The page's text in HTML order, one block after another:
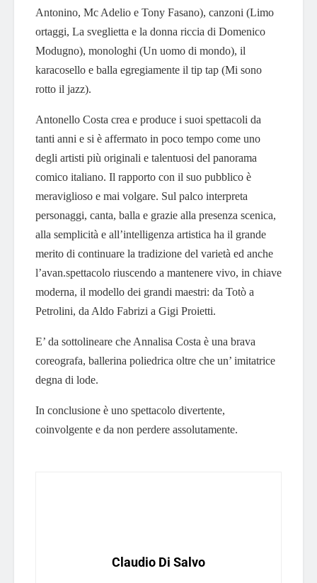
Antonino, Mc Adelio e Tony Fasano), canzoni (Limo
ortaggi, La sveglietta e la donna riccia di Domenico
Modugno), monologhi (Un uomo di mondo), il
karacosello e balla egregiamente il tip tap (Mi sono
rotto il jazz).
Antonello Costa crea e produce i suoi spettacoli da
tanti anni e si è affermato in poco tempo come uno
degli artisti più originali e talentuosi del panorama
comico italiano. Il rapporto con il suo pubblico è
meraviglioso e mai volgare. Sul palco interpreta
personaggi, canta, balla e grazie alla presenza scenica,
alla semplicità e all’intelligenza artistica ha il grande
merito di continuare la tradizione del varietà ed anche
l’avan.spettacolo riuscendo a mantenere vivo, in chiave
moderna, il modello dei grandi maestri: da Totò a
Petrolini, da Aldo Fabrizi a Gigi Proietti.
E’ da sottolineare che Annalisa Costa è una brava
coreografa, ballerina poliedrica oltre che un’ imitatrice
degna di lode.
In conclusione è uno spettacolo divertente,
coinvolgente e da non perdere assolutamente.
Claudio Di Salvo